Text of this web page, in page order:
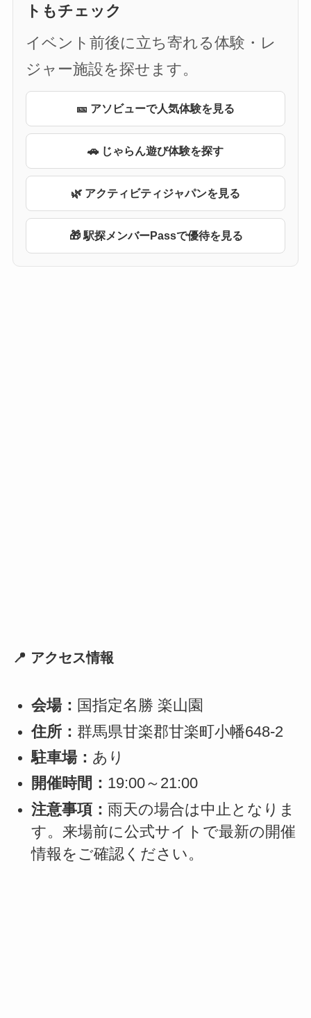
トもチェック
イベント前後に立ち寄れる体験・レ
ジャー施設を探せます。
🎫 アソビューで人気体験を見る
🚗 じゃらん遊び体験を探す
🌿 アクティビティジャパンを見る
🎁 駅探メンバーPassで優待を見る
📍 アクセス情報
会場： 国指定名勝 楽山園
住所： 群馬県甘楽郡甘楽町小幡648-2
駐車場： あり
開催時間： 19:00～21:00
注意事項： 雨天の場合は中止となりま
す。来場前に公式サイトで最新の開催
情報をご確認ください。